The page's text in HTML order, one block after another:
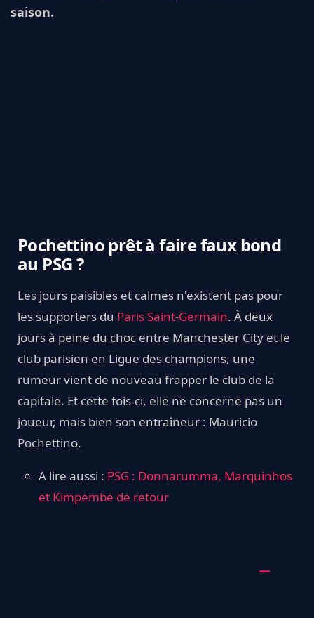
saison.
Pochettino prêt à faire faux bond
au PSG ?
Les jours paisibles et calmes n'existent pas pour
les supporters du Paris Saint-Germain. À deux
jours à peine du choc entre Manchester City et le
club parisien en Ligue des champions, une
rumeur vient de nouveau frapper le club de la
capitale. Et cette fois-ci, elle ne concerne pas un
joueur, mais bien son entraîneur : Mauricio
Pochettino.
A lire aussi : PSG : Donnarumma, Marquinhos
et Kimpembe de retour